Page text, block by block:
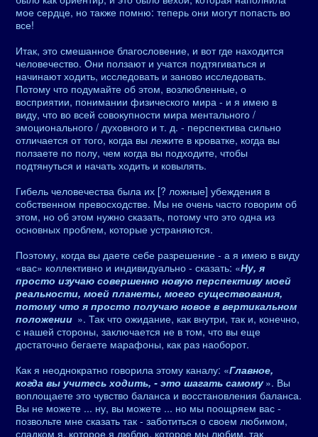
мое сердце, но также помню: теперь они могут попасть во
все!
Итак, это смешанное благословение, и вот где находится
человечество. Они ползают и учатся подтягиваться и
начинают ходить, исследовать и заново исследовать.
Потому что подумайте об этом, возлюбленные, о
восприятии, понимании физического мира - и я имею в
виду, что во всей совокупности мира ментального /
эмоционального / духовного и т. д. - перспектива сильно
отличается от того, когда вы лежите в кроватке, когда вы
ползаете по полу, чем когда вы подходите, чтобы
подтянуться и начать ходить и ковылять.
Гибель человечества была их [? ложные] убеждения в
собственном превосходстве. Мы не очень часто говорим об
этом, но об этом нужно сказать, потому что это одна из
основных проблем, которые устраняются.
Поэтому, когда вы даете себе разрешение - а я имею в виду
«вас» коллективно и индивидуально - сказать: «Ну, я
просто изучаю совершенно новую перспективу моей
реальности, моей планеты, моего существования,
потому что я просто получаю новое в вертикальном
положении ». Так что ожидание, как внутри, так и, конечно,
с нашей стороны, заключается не в том, что вы еще
достаточно бегаете марафоны, как раз наоборот.
Как я неоднократно говорила этому каналу: «Главное,
когда вы учитесь ходить, - это шагать самому ». Вы
воплощаете это чувство баланса и восстановления баланса.
Вы не можете ... ну, вы можете ... но мы поощряем вас -
позвольте мне сказать так - заботиться о своем любимом,
сладком я, которое я люблю, которое мы любим, так